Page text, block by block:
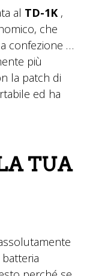
al TD-1K ,
che
confezione …
più
la patch di
ed ha
TUA